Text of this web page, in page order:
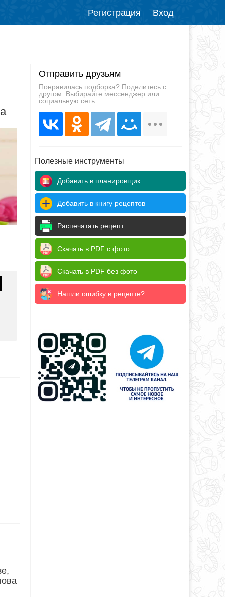
Регистрация Вход
Отправить друзьям
Понравилась подборка? Поделитесь с
другом. Выбирайте мессенджер или
социальную сеть.
Полезные инструменты
Добавить в планировщик
Добавить в книгу рецептов
Распечатать рецепт
Скачать в PDF с фото
Скачать в PDF без фото
Нашли ошибку в рецепте?